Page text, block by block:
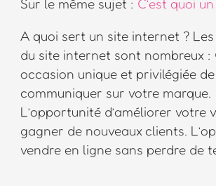
Sur le même sujet : C’est quoi
A quoi sert un site internet ?
du site internet sont nombreux :
occasion unique et privilégiée de
communiquer sur votre marque.
L’opportunité d’améliorer votre
gagner de nouveaux clients.
vendre en ligne sans perdre de